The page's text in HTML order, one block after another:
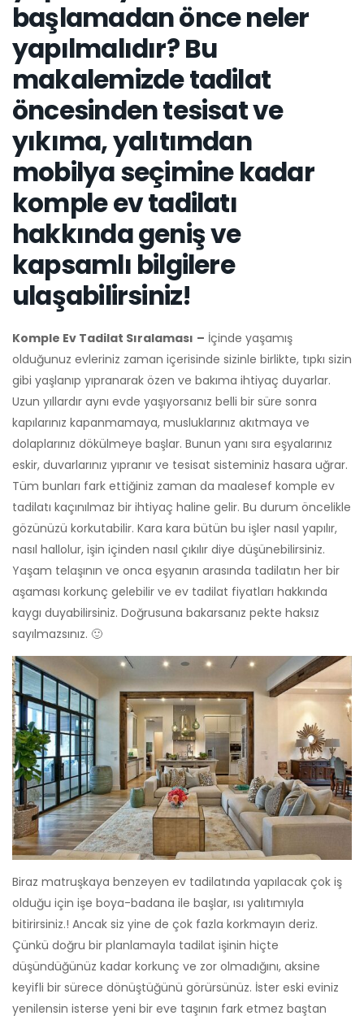
başlamadan önce neler
yapılmalıdır? Bu
makalemizde tadilat
öncesinden tesisat ve
yıkıma, yalıtımdan
mobilya seçimine kadar
komple ev tadilatı
hakkında geniş ve
kapsamlı bilgilere
ulaşabilirsiniz!
Komple Ev Tadilat Sıralaması – İçinde yaşamış
olduğunuz evleriniz zaman içerisinde sizinle birlikte, tıpkı sizin
gibi yaşlanıp yıpranarak özen ve bakıma ihtiyaç duyarlar.
Uzun yıllardır aynı evde yaşıyorsanız belli bir süre sonra
kapılarınız kapanmamaya, musluklarınız akıtmaya ve
dolaplarınız dökülmeye başlar. Bunun yanı sıra eşyalarınız
eskir, duvarlarınız yıpranır ve tesisat sisteminiz hasara uğrar.
Tüm bunları fark ettiğiniz zaman da maalesef komple ev
tadilatı kaçınılmaz bir ihtiyaç haline gelir. Bu durum öncelikle
gözünüzü korkutabilir. Kara kara bütün bu işler nasıl yapılır,
nasıl hallolur, işin içinden nasıl çıkılır diye düşünebilirsiniz.
Yaşam telaşının ve onca eşyanın arasında tadilatın her bir
aşaması korkunç gelebilir ve ev tadilat fiyatları hakkında
kaygı duyabilirsiniz. Doğrusuna bakarsanız pekte haksız
sayılmazsınız. 🙂
Biraz matruşkaya benzeyen ev tadilatında yapılacak çok iş
olduğu için işe boya-badana ile başlar, ısı yalıtımıyla
bitirirsiniz.! Ancak siz yine de çok fazla korkmayın deriz.
Çünkü doğru bir planlamayla tadilat işinin hiçte
düşündüğünüz kadar korkunç ve zor olmadığını, aksine
keyifli bir sürece dönüştüğünü görürsünüz. İster eski eviniz
yenilensin isterse yeni bir eve taşının fark etmez baştan